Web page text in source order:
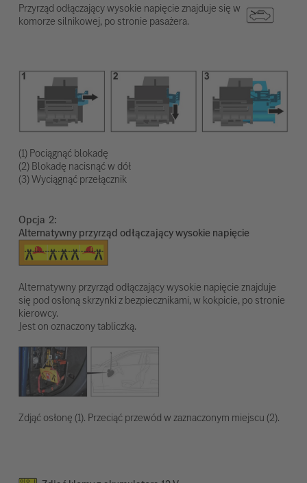
Przyrząd odłączający wysokie napięcie znajduje się w
komorze silnikowej, po stronie pasażera.
(1) Pociągnąć blokadę
(2) Blokadę nacisnąć w dół
(3) Wyciągnąć przełącznik
Opcja
Alternatywny przyrząd odłączający wysokie napięcie
Alternatywny przyrząd odłączający wysokie napięcie znajduje
się pod osłoną skrzynki z bezpiecznikami, w kokpicie, po stronie
kierowcy.
Jest on oznaczony tabliczką.
Zdjąć osłonę (1). Przeciąć przewód w zaznaczonym miejscu (2).